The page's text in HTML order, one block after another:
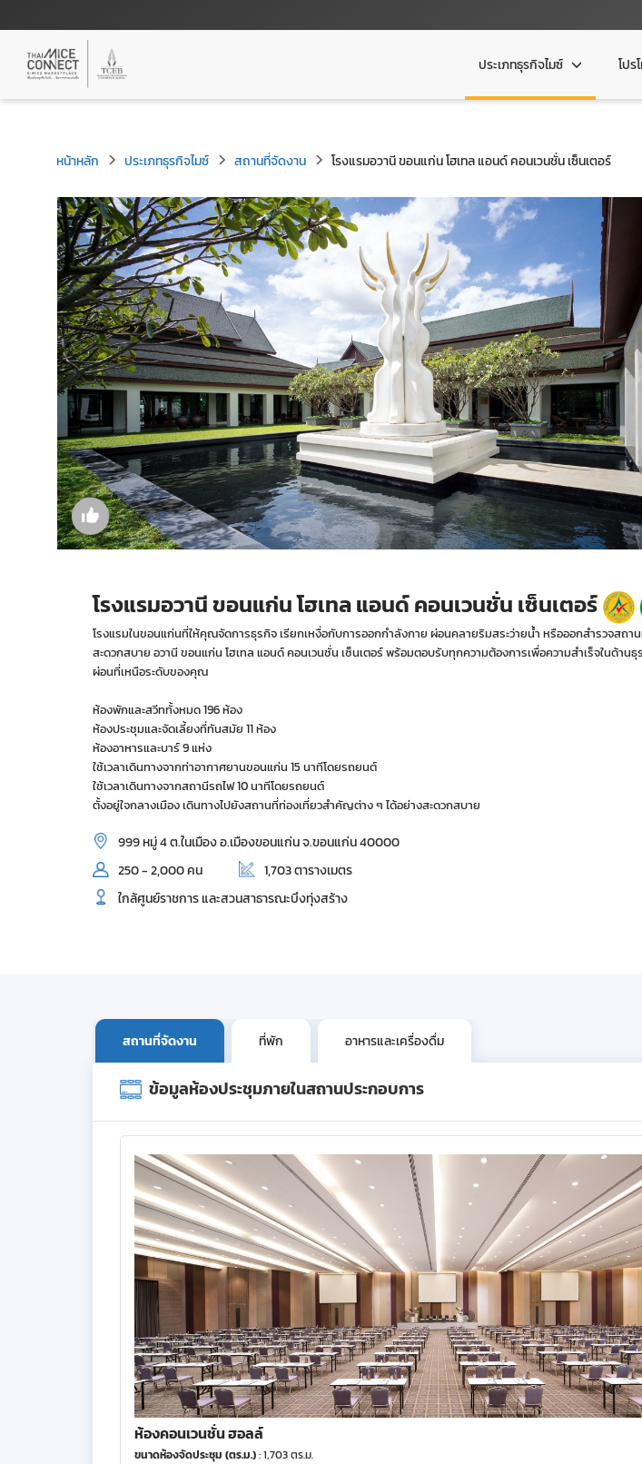
ประเภทธุรกิจไมซ์ โป
หน้าหลัก ประเภทธุรกิจไมซ์ สถานที่จัดงาน โรงแรมอวานี ขอนแก่น โฮเทล แอนด์ คอนเวนชั่น เซ็นเตอร์
โรงแรมอวานี ขอนแก่น โฮเทล แอนด์ คอนเวนชั่น เซ็นเตอร์
โรงแรมในขอนแก่นที่ให้คุณจัดการธุรกิจ เรียกเหงื่อกับการออกกำลังกาย ผ่อนคลายริมสระว่ายน้ำ หรือออกสำรวจสถาน
สะดวกสบาย อวานี ขอนแก่น โฮเทล แอนด์ คอนเวนชั่น เซ็นเตอร์ พร้อมตอบรับทุกความต้องการเพื่อความสำเร็จในด้าน
ผ่อนที่เหนือระดับของคุณ
ห้องพักและสวีททั้งหมด 196 ห้อง
ห้องประชุมและจัดเลี้ยงที่ทันสมัย 11 ห้อง
ห้องอาหารและบาร์ 9 แห่ง
ใช้เวลาเดินทางจากท่าอากาศยานขอนแก่น 15 นาทีโดยรถยนต์
ใช้เวลาเดินทางจากสถานีรถไฟ 10 นาทีโดยรถยนต์
ตั้งอยู่ใจกลางเมือง เดินทางไปยังสถานที่ท่องเที่ยวสำคัญต่าง ๆ ได้อย่างสะดวกสบาย
999 หมู่ 4 ต.ในเมือง อ.เมืองขอนแก่น จ.ขอนแก่น 40000
250 - 2,000 คน
1,703 ตารางเมตร
ใกล้ศูนย์ราชการ และสวนสาธารณะบึงทุ่งสร้าง
สถานที่จัดงาน ที่พัก อาหารและเครื่องดื่ม
ข้อมูลห้องประชุมภายในสถานประกอบการ
ห้องคอนเวนชั่น ฮอลล์
ขนาดห้องจัดประชุม (ตร.ม.): 1,703 ตร.ม.